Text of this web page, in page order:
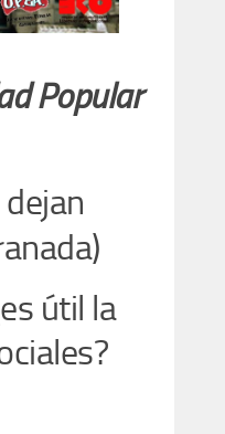
Popular
útil la